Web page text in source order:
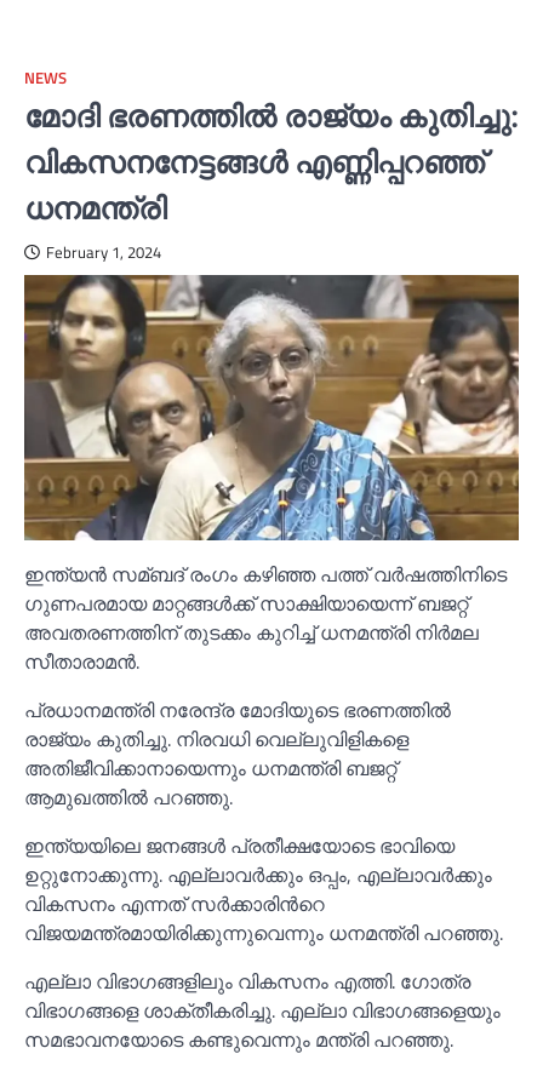
NEWS
മോദി ഭരണത്തില്‍ രാജ്യം കുതിച്ചു:
വികസനനേട്ടങ്ങള്‍ എണ്ണിപ്പറഞ്ഞ്
ധനമന്ത്രി
February 1, 2024
ഇന്ത്യൻ സമ്ബദ് രംഗം കഴിഞ്ഞ പത്ത് വർഷത്തിനിടെ
ഗുണപരമായ മാറ്റങ്ങള്‍ക്ക് സാക്ഷിയായെന്ന് ബജറ്റ്
അവതരണത്തിന് തുടക്കം കുറിച്ച്‌ ധനമന്ത്രി നിര്‍മല
സീതാരാമൻ.
പ്രധാനമന്ത്രി നരേന്ദ്ര മോദിയുടെ ഭരണത്തില്‍
രാജ്യം കുതിച്ചു. നിരവധി വെല്ലുവിളികളെ
അതിജീവിക്കാനായെന്നും ധനമന്ത്രി ബജറ്റ്
ആമുഖത്തില്‍ പറഞ്ഞു.
ഇന്ത്യയിലെ ജനങ്ങള്‍ പ്രതീക്ഷയോടെ ഭാവിയെ
ഉറ്റുനോക്കുന്നു. എല്ലാവർക്കും ഒപ്പം, എല്ലാവർക്കും
വികസനം എന്നത് സർക്കാരിന്‍റെ
വിജയമന്ത്രമായിരിക്കുന്നുവെന്നും ധനമന്ത്രി പറഞ്ഞു.
എല്ലാ വിഭാഗങ്ങളിലും വികസനം എത്തി. ഗോത്ര
വിഭാഗങ്ങളെ ശാക്തീകരിച്ചു. എല്ലാ വിഭാഗങ്ങളെയും
സമഭാവനയോടെ കണ്ടുവെന്നും മന്ത്രി പറഞ്ഞു.